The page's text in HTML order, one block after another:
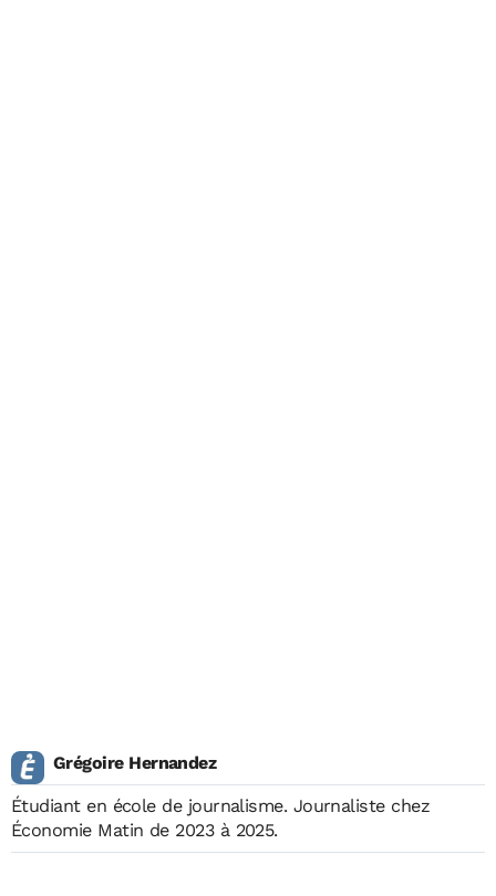
Grégoire Hernandez
Étudiant en école de journalisme. Journaliste chez
Économie Matin de 2023 à 2025.